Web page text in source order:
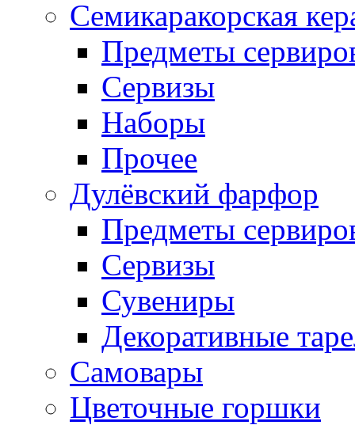
Семикаракорская
Предметы
Сервизы
Наборы
Прочее
Дулёвский фарфор
Предметы
Сервизы
Сувениры
Декоративные
Самовары
Цветочные горшки